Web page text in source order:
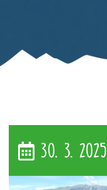
30. 3. 2025